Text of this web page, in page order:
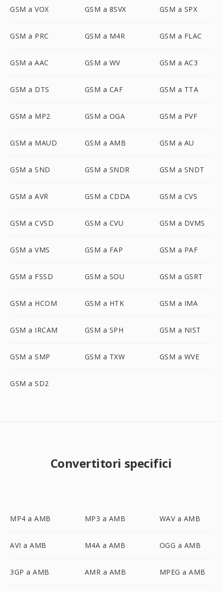
GSM a VOX GSM a 8SVX GSM a SPX
GSM a PRC GSM a M4R GSM a FLAC
GSM a AAC GSM a WV GSM a AC3
GSM a DTS GSM a CAF GSM a TTA
GSM a MP2 GSM a OGA GSM a PVF
GSM a MAUD GSM a AMB GSM a AU
GSM a SND GSM a SNDR GSM a SNDT
GSM a AVR GSM a CDDA GSM a CVS
GSM a CVSD GSM a CVU GSM a DVMS
GSM a VMS GSM a FAP GSM a PAF
GSM a FSSD GSM a SOU GSM a GSRT
GSM a HCOM GSM a HTK GSM a IMA
GSM a IRCAM GSM a SPH GSM a NIST
GSM a SMP GSM a TXW GSM a WVE
GSM a SD2
Convertitori specifici
MP4 a AMB MP3 a AMB WAV a AMB
AVI a AMB M4A a AMB OGG a AMB
3GP a AMB AMR a AMB MPEG a AMB